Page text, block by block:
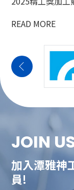
READ MORE
JOIN
加入潭雅神
員!